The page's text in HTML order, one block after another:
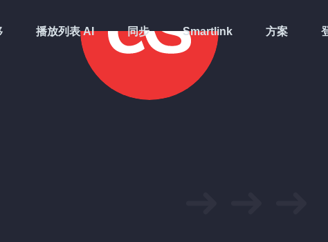
播放列表 AI 同步 Smartlink 方案